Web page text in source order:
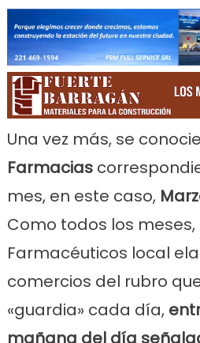
Una vez más, se
Farmacias
mes, en este caso,
Como todos los
Farmacéuticos local
comercios del rubro
«guardia» cada día,
mañana del día